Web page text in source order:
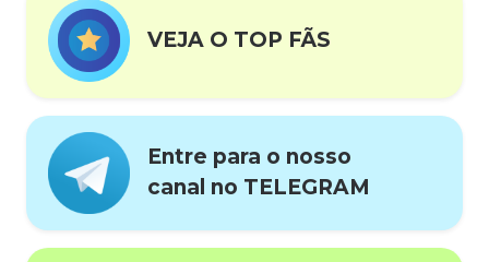
VEJA O TOP FÃS
Entre para o nosso
canal no TELEGRAM